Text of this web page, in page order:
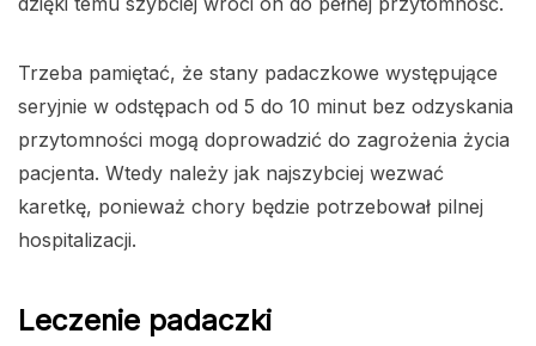
Trzeba pamiętać, że stany padaczkowe występujące
seryjnie w odstępach od 5 do 10 minut bez odzyskania
przytomności mogą doprowadzić do zagrożenia życia
pacjenta. Wtedy należy jak najszybciej wezwać
karetkę, ponieważ chory będzie potrzebował pilnej
hospitalizacji.
Leczenie padaczki